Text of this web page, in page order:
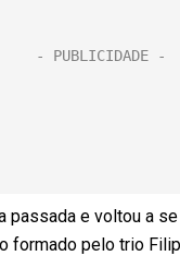
passada e voltou a
formado pelo trio